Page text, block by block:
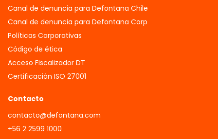
Canal de denuncia para Defontana Chile
Canal de denuncia para Defontana Corp
Políticas Corporativas
Código de ética
Acceso Fiscalizador DT
Certificación ISO 27001
Contacto
contacto@defontana.com
+56 2 2599 1000